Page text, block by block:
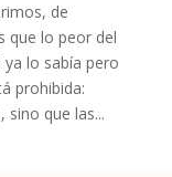
de
que lo peor del
ya lo sabía pero
prohibida:
sino que las...